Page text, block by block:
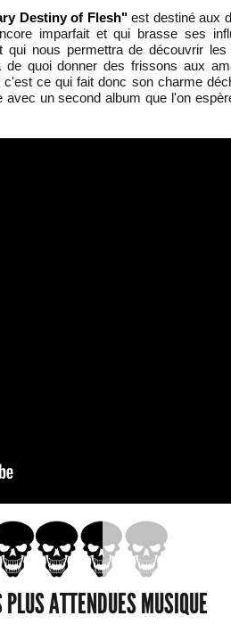
Destiny of Flesh"est destiné aux
imparfait et qui brasse ses
nous permettra de découvrir les
de quoi donner des frissons aux
ce qui fait donc son charme
un second album que l'on
ATTENDUES MUSIQUE